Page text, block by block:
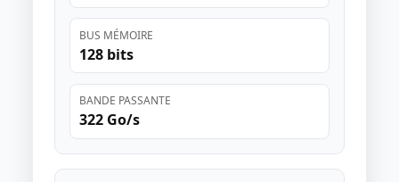
BUS MÉMOIRE
128 bits
BANDE PASSANTE
322 Go/s